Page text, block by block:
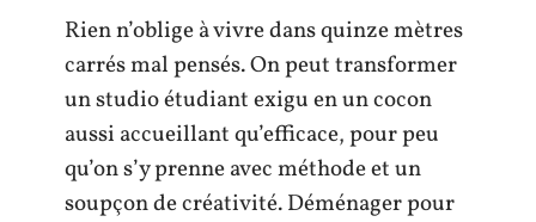
Rien n’oblige à vivre dans quinze mètres
carrés mal pensés. On peut transformer
un studio étudiant exigu en un cocon
aussi accueillant qu’efficace, pour peu
qu’on s’y prenne avec méthode et un
soupçon de créativité. Déménager pour